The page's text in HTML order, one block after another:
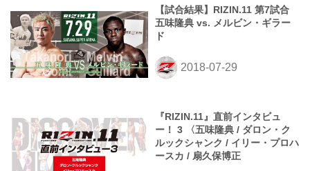
【試合結果】RIZIN.11 第7試合
五味隆典 vs. メルビン・ギラー
ド
『RIZIN.11』直前インタビュ
ー！ 3 〈五味隆典 / ダロン・ク
ルックシャンク / イリー・プロハ
ースカ / 扇久保博正